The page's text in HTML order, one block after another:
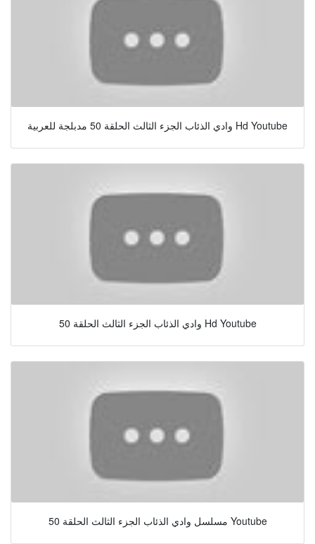
وادي الذئاب الجزء الثالث الحلقة 50 مدبلجة للعربية Hd Youtube
وادي الذئاب الجزء الثالث الحلقة 50 Hd Youtube
مسلسل وادي الذئاب الجزء الثالث الحلقة 50 Youtube